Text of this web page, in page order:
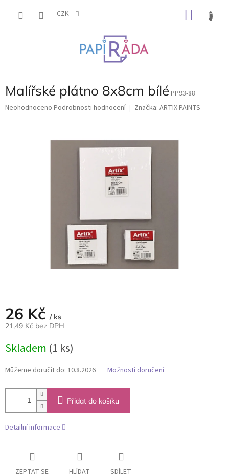
CZK
Malířské plátno 8x8cm bílé PP93-88
Průměrné
Neohodnoceno Podrobnosti hodnocení Značka: ARTIX PAINTS
26 Kč / ks
21,49 Kč bez DPH
cena:
Skladem (1 ks)
Můžeme doručit do: 10.8.2026 Možnosti doručení
Přidat do košíku
Detailní informace